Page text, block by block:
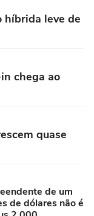
híbrida leve de
chega ao
quase
de um
de dólares não é